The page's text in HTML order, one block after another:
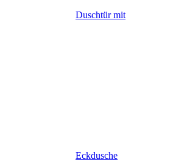
Duschtür mit
Eckdusche